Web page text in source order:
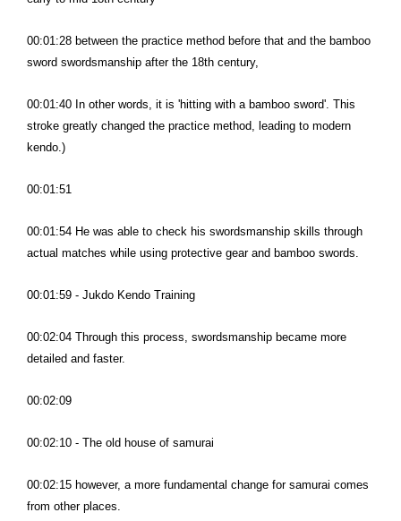
00:01:28 between the practice method before that and the bamboo
sword swordsmanship after the 18th century,
00:01:40 In other words, it is 'hitting with a bamboo sword'. This
stroke greatly changed the practice method, leading to modern
kendo.)
00:01:51
00:01:54 He was able to check his swordsmanship skills through
actual matches while using protective gear and bamboo swords.
00:01:59 - Jukdo Kendo Training
00:02:04 Through this process, swordsmanship became more
detailed and faster.
00:02:09
00:02:10 - The old house of samurai
00:02:15 however, a more fundamental change for samurai comes
from other places.